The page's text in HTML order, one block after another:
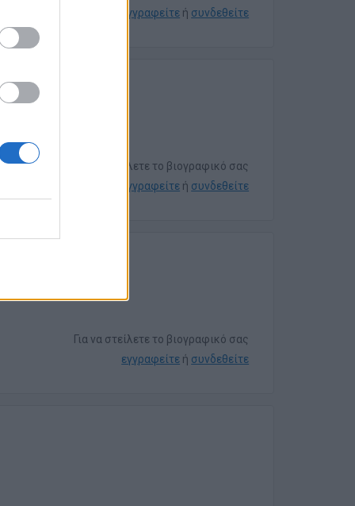
εγγραφείτε ή συνδεθείτε
Για να στείλετε το βιογραφικό σας
εγγραφείτε ή συνδεθείτε
Για να στείλετε το βιογραφικό σας
εγγραφείτε ή συνδεθείτε